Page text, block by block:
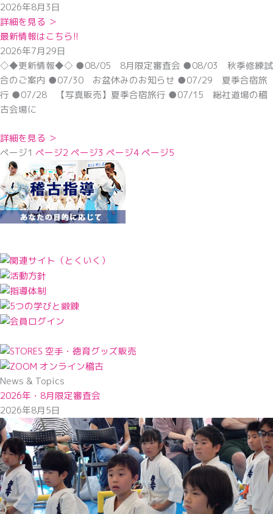
2026年8月3日
詳細を見る ＞
最新情報はこちら!!
2026年7月29日
◇◆更新情報◆◇ ●08/05 8月限定審査会 ●08/03 秋季修練試
合のご案内 ●07/30 お盆休みのお知らせ ●07/29 夏季合宿旅
行 ●07/28 【写真販売】夏季合宿旅行 ●07/15 総社道場の稽
古会場に
詳細を見る ＞
ページ1 ページ2 ページ3 ページ4ページ5
News & Topics
2026年・8月限定審査会
2026年8月5日